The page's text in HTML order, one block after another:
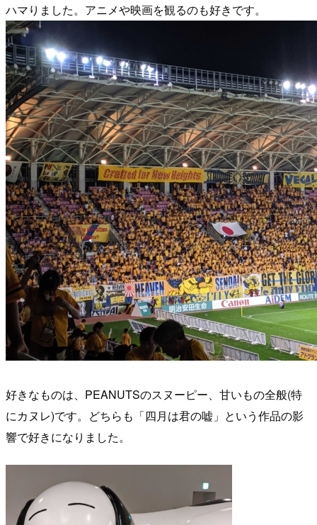
ハマりました。アニメや映画を観るのも好きです。
好きなものは、PEANUTSのスヌーピー、甘いもの全般(特
にカヌレ)です。どちらも「四月は君の嘘」という作品の影
響で好きになりました。